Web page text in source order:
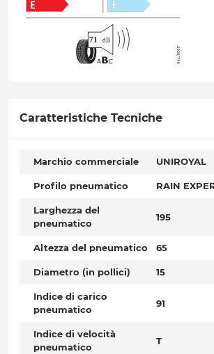
Caratteristiche Tecniche
Marchio commerciale UNIROYAL
Profilo pneumatico RAIN
Larghezza del
pneumatico
195
Altezza del pneumatico 65
Diametro (in pollici) 15
Indice di carico
pneumatico
91
Indice di velocità
pneumatico
T